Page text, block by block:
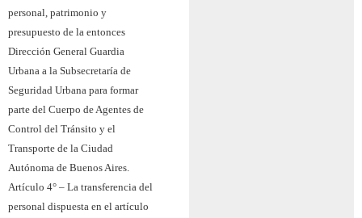
personal, patrimonio y
presupuesto de la entonces
Dirección General Guardia
Urbana a la Subsecretaría de
Seguridad Urbana para formar
parte del Cuerpo de Agentes de
Control del Tránsito y el
Transporte de la Ciudad
Autónoma de Buenos Aires.
Artículo 4° – La transferencia del
personal dispuesta en el artículo